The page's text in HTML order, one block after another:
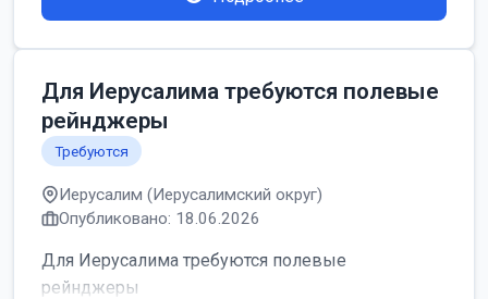
Для Иерусалима требуются полевые
рейнджеры
Требуются
Иерусалим (Иерусалимский округ)
Опубликовано: 18.06.2026
Для Иерусалима требуются полевые
рейнджеры